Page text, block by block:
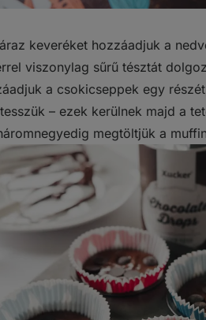
keveréket hozzáadjuk a
viszonylag sűrű tésztát
a csokicseppek egy
– ezek kerülnek majd a
megtöltjük a